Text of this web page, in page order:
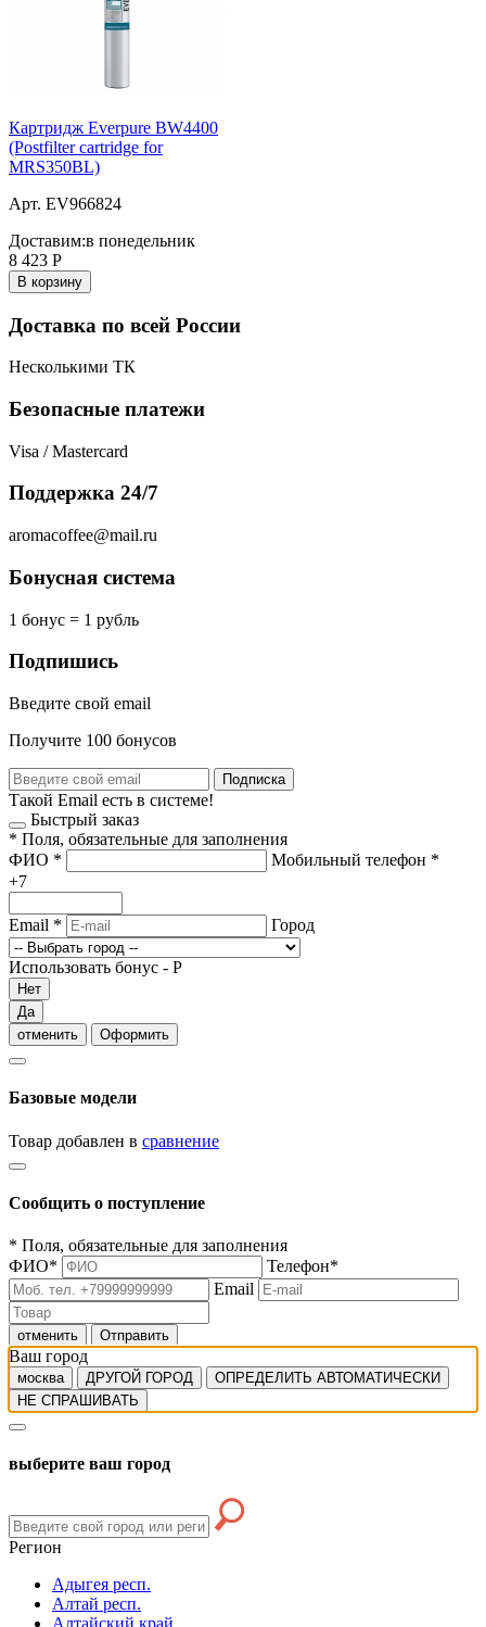
Картридж Everpure BW4400
(Postfilter cartridge for
MRS350BL)
Арт. EV966824
Доставим:в понедельник
8 423 Р
В корзину
Доставка по всей России
Несколькими ТК
Безопасные платежи
Visa / Mastercard
Поддержка 24/7
aromacoffee@mail.ru
Бонусная система
1 бонус = 1 рубль
Подпишись
Введите свой email
Получите 100 бонусов
Подписка
Такой Email есть в системе!
Быстрый заказ
* Поля, обязательные для заполнения
ФИО * Мобильный телефон *
+7
Email * Город
Использовать бонус - Р
Нет
Да
отменить
Оформить
Базовые модели
Товар добавлен в сравнение
Сообщить о поступление
* Поля, обязательные для заполнения
ФИО* Телефон*
Email
отменить Отправить
Ваш город
москва ДРУГОЙ ГОРОД
ОПРЕДЕЛИТЬ АВТОМАТИЧЕСКИ
НЕ СПРАШИВАТЬ
выберите ваш город
Регион
Адыгея респ.
Алтай респ.
Алтайский край